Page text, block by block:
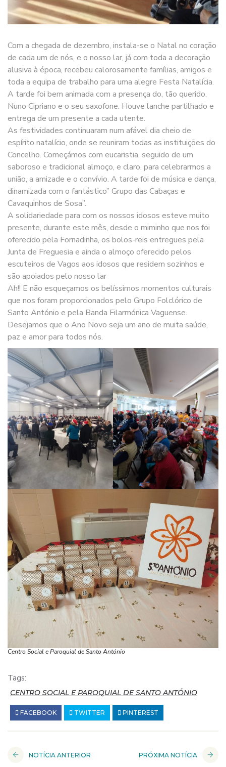
Com a chegada de dezembro, instala-se o Natal no coração
de cada um de nós, e o nosso lar, já com toda a decoração
alusiva à época, recebeu calorosamente famílias, amigos e
toda a equipa de trabalho para uma alegre Festa Natalícia.
A tarde foi bem animada com a presença do, tão querido,
Nuno Cipriano e o seu saxofone. Houve lanche partilhado e
entrega de um presente a cada utente.
As festividades continuaram num afável dia cheio de
espírito natalício, onde se reuniram todas as instituições do
Concelho. Começámos com eucaristia, seguido de um
saboroso e tradicional almoço, e claro, para celebrarmos a
união, a amizade e o convívio. A tarde foi de música e dança,
dinamizada com o fantástico” Grupo das Cabaças e
Cavaquinhos de Sosa”.
A solidariedade para com os nossos idosos esteve muito
presente, durante este mês, desde o miminho que nos foi
oferecido pela Fornadinha, os bolos-reis entregues pela
Junta de Freguesia e ainda o almoço oferecido pelos
escuteiros de Vagos aos idosos que residem sozinhos e
são apoiados pelo nosso lar
Ah!! E não esqueçamos os belíssimos momentos culturais
que nos foram proporcionados pelo Grupo Folclórico de
Santo António e pela Banda Filarmónica Vaguense.
Desejamos que o Ano Novo seja um ano de muita saúde,
paz e amor para todos nós.
Centro Social e Paroquial de Santo António
Tags:
CENTRO SOCIAL E PAROQUIAL DE SANTO ANTÓNIO
FACEBOOK TWITTER PINTEREST
NOTÍCIA ANTERIOR PRÓXIMA NOTÍCIA